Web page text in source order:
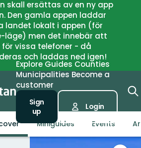
skall ersättas av en ny app
Den gamla appen laddar
landet lokalt i appen (för
läge) men det innebär att
vissa telefoner - då
och laddas ned igen!
Explore Guides Counties
Municipalities Become a
customer
Sign
up
Login
Miniguides Events